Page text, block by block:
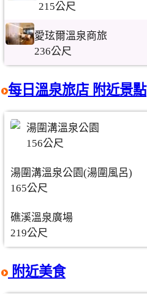
215公尺
愛玹爾溫泉商旅
236公尺
每日溫泉旅店 附近景點
湯圍溝溫泉公園
156公尺
湯圍溝溫泉公園(湯圍風呂)
165公尺
礁溪溫泉廣場
219公尺
附近美食